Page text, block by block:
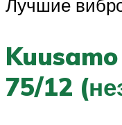
Лучшие
75/12